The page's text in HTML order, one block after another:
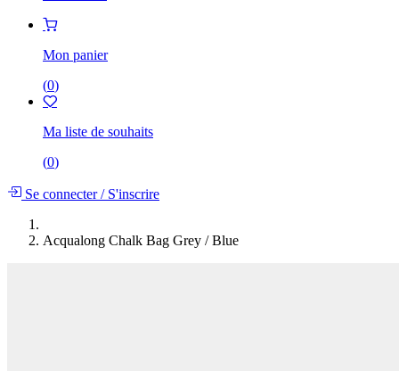
Mon panier
(0)
Ma liste de souhaits
(0)
Se connecter/S'inscrire
Acqualong Chalk Bag Grey / Blue